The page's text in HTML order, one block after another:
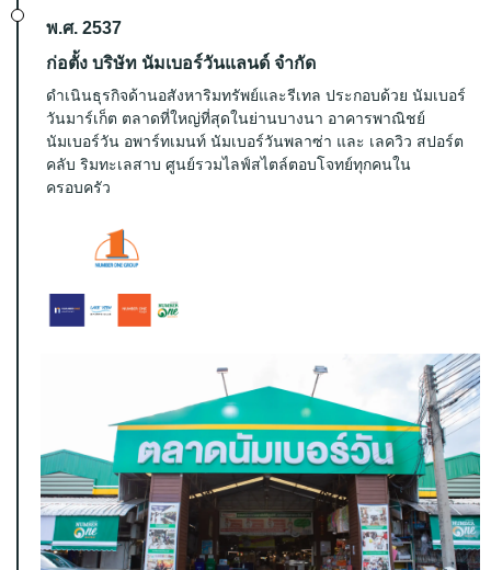
พ.ศ. 2537
ก่อตั้ง บริษัท นัมเบอร์วันแลนด์ จำกัด
ดำเนินธุรกิจด้านอสังหาริมทรัพย์และรีเทล ประกอบด้วย นัมเบอร์
วันมาร์เก็ต ตลาดที่ใหญ่ที่สุดในย่านบางนา อาคารพาณิชย์
นัมเบอร์วัน อพาร์ทเมนท์ นัมเบอร์วันพลาซ่า และ เลควิว สปอร์ต
คลับ ริมทะเลสาบ ศูนย์รวมไลฟ์สไตล์ตอบโจทย์ทุกคนใน
ครอบครัว